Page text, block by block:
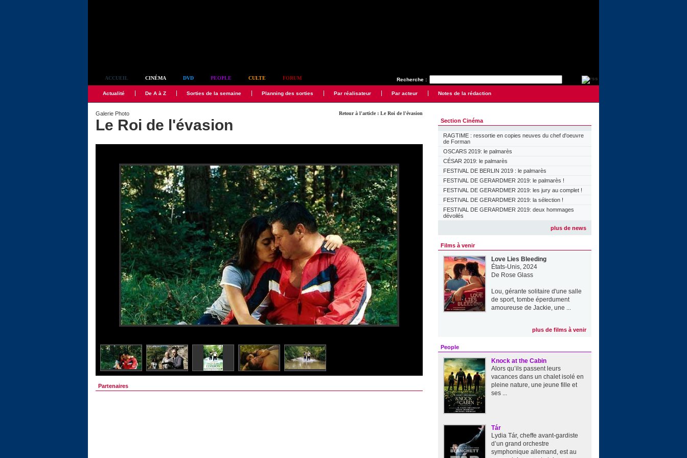
Recherche :
ACCUEIL CINÉMA DVD PEOPLE CULTE FORUM
Actualité De A à Z Sorties de la semaine Planning des sorties Par réalisateur Par acteur Notes de la rédaction
Retour à l'article : Le Roi de l'évasion
Galerie Photo
Le Roi de l'évasion
Partenaires
Section Cinéma
RAGTIME : ressortie en copies neuves du chef d'oeuvre
de Forman
OSCARS 2019: le palmarès
CÉSAR 2019: le palmarès
FESTIVAL DE BERLIN 2019 : le palmarès
FESTIVAL DE GERARDMER 2019: le palmarès !
FESTIVAL DE GERARDMER 2019: les jury au complet !
FESTIVAL DE GERARDMER 2019: la sélection !
FESTIVAL DE GERARDMER 2019: deux hommages
dévoilés
plus de news
Films à venir
Love Lies Bleeding
États-Unis, 2024
De Rose Glass
Lou, gérante solitaire d'une salle
de sport, tombe éperdument
amoureuse de Jackie, une ...
plus de films à venir
People
Knock at the Cabin
Alors qu’ils passent leurs
vacances dans un chalet isolé en
pleine nature, une jeune fille et
ses ...
Tár
Lydia Tár, cheffe avant-gardiste
d’un grand orchestre
symphonique allemand, est au